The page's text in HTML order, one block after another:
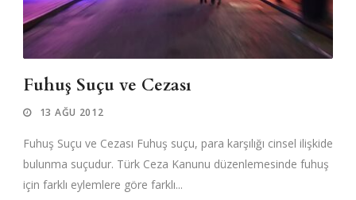
Fuhuş Suçu ve Cezası
13 AĞU 2012
Fuhuş Suçu ve Cezası Fuhuş suçu, para karşılığı cinsel ilişkide
bulunma suçudur. Türk Ceza Kanunu düzenlemesinde fuhuş
için farklı eylemlere göre farklı...